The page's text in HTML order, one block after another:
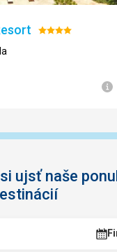
Hodnotenie:
ujsť naše